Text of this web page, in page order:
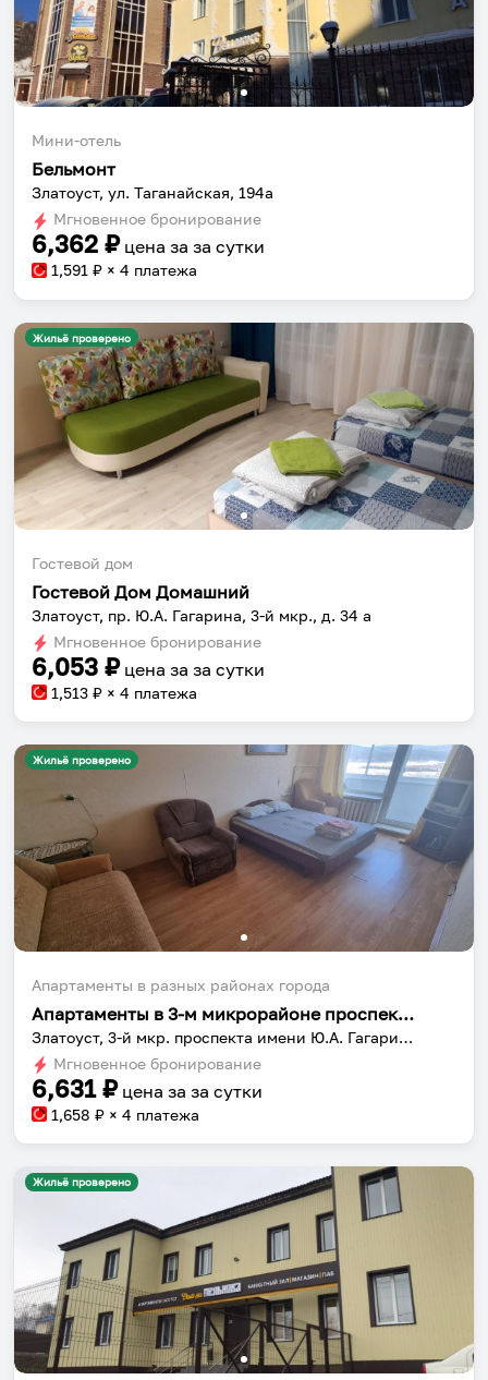
Мини-отель
Бельмонт
Златоуст, ул. Таганайская, 194а
Мгновенное бронирование
6,362 ₽ цена за за сутки
1,591 ₽ × 4 платежа
Жильё проверено
Гостевой дом
Гостевой Дом Домашний
Златоуст, пр. Ю.А. Гагарина, 3-й мкр., д. 34 а
Мгновенное бронирование
6,053 ₽ цена за за сутки
1,513 ₽ × 4 платежа
Жильё проверено
Апартаменты в разных районах города
Апартаменты в 3-м микрорайоне проспекта имени Ю.А. Гагарина 2
Златоуст, 3-й мкр. проспекта имени Ю.А. Гагарина, 2
Мгновенное бронирование
6,631₽ цена за за сутки
1,658 ₽ × 4 платежа
Жильё проверено